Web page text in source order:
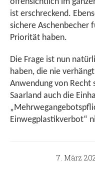
offensichtlich im
ist erschreckend.
sichere Aschenbecher
Priorität haben.
Die Frage ist nun
haben, die nie
Anwendung von
Saarland auch die
Einwegplastikverbot“
7. März